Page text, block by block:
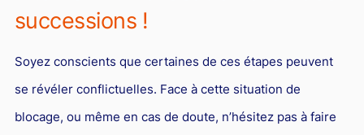
successions !
Soyez conscients que certaines de ces étapes peuvent
se révéler conflictuelles. Face à cette situation de
blocage, ou même en cas de doute, n’hésitez pas à faire